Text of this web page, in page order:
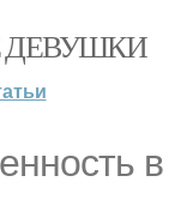
ДЕВУШКИ
в